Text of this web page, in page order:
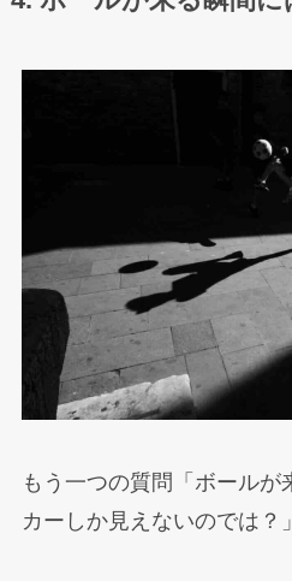
もう一つの質問「ボールが
カーしか見えないのでは？